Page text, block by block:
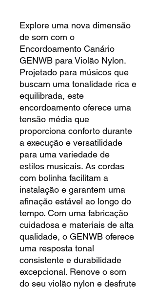
Explore uma nova dimensão
de som com o
Encordoamento Canário
GENWB para Violão Nylon.
Projetado para músicos que
buscam uma tonalidade rica e
equilibrada, este
encordoamento oferece uma
tensão média que
proporciona conforto durante
a execução e versatilidade
para uma variedade de
estilos musicais. As cordas
com bolinha facilitam a
instalação e garantem uma
afinação estável ao longo do
tempo. Com uma fabricação
cuidadosa e materiais de alta
qualidade, o GENWB oferece
uma resposta tonal
consistente e durabilidade
excepcional. Renove o som
do seu violão nylon e desfrute